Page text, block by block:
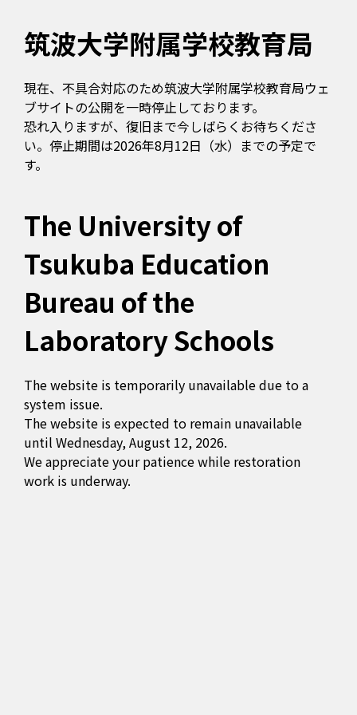
筑波大学附属学校教育局
現在、不具合対応のため筑波大学附属学校教育局ウェ
ブサイトの公開を一時停止しております。
恐れ入りますが、復旧まで今しばらくお待ちくださ
い。停止期間は2026年8月12日（水）までの予定で
す。
The University of
Tsukuba Education
Bureau of the
Laboratory Schools
The website is temporarily unavailable due to a
system issue.
The website is expected to remain unavailable
until Wednesday, August 12, 2026.
We appreciate your patience while restoration
work is underway.